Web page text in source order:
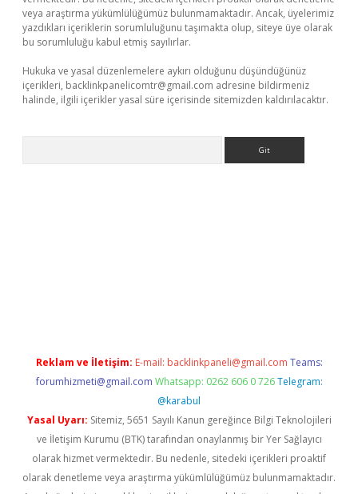
veya araştırma yükümlülüğümüz bulunmamaktadır. Ancak, üyelerimiz
yazdıkları içeriklerin sorumluluğunu taşımakta olup, siteye üye olarak
bu sorumluluğu kabul etmiş sayılırlar.
Hukuka ve yasal düzenlemelere aykırı olduğunu düşündüğünüz
içerikleri, backlinkpanelicomtr@gmail.com adresine bildirmeniz
halinde, ilgili içerikler yasal süre içerisinde sitemizden kaldırılacaktır.
Reklam ve İletişim: E-mail: backlinkpaneli@gmail.com Teams:
forumhizmeti@gmail.com Whatsapp: 0262 606 0 726 Telegram:
@karabul
Yasal Uyarı: Sitemiz, 5651 Sayılı Kanun gereğince Bilgi Teknolojileri
ve İletişim Kurumu (BTK) tarafından onaylanmış bir Yer Sağlayıcı
olarak hizmet vermektedir. Bu nedenle, sitedeki içerikleri proaktif
olarak denetleme veya araştırma yükümlülüğümüz bulunmamaktadır.